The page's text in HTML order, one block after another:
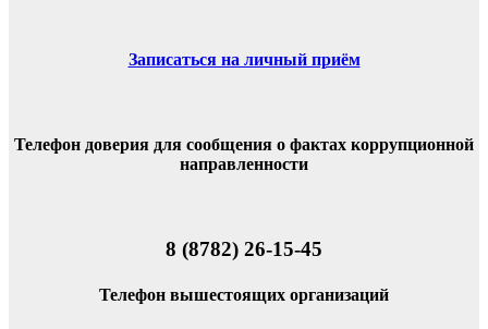
Записаться на личный приём
Телефон доверия для сообщения о фактах коррупционной
направленности
8 (8782) 26-15-45
Телефон вышестоящих организаций